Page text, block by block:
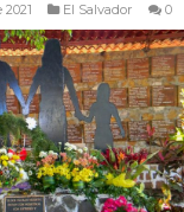
El Salvador 0